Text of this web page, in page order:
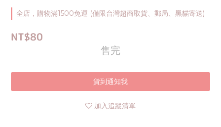
全店，購物滿1500免運 (僅限台灣超商取貨、郵局、黑貓寄送)
NT$80
售完
貨到通知我
加入追蹤清單